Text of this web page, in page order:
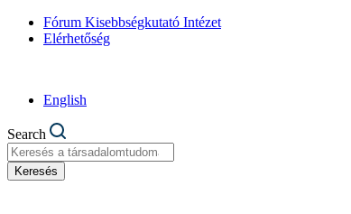
Fórum Kisebbségkutató Intézet
Elérhetőség
English
Search
Keresés